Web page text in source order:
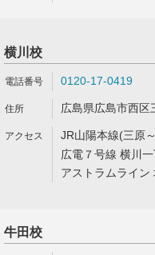
横川校
0120-17-0419
広島県広島市西区
JR山陽本線(三原
広電７号線 横川
アストラムライン
牛田校